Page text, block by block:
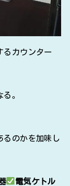
るカウンター
。
るのかを加味し
電気ケトル